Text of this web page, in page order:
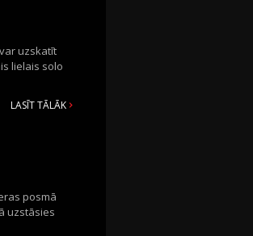
uzskatīt
lielais solo
LASĪT TĀLĀK
posmā
uzstāsies